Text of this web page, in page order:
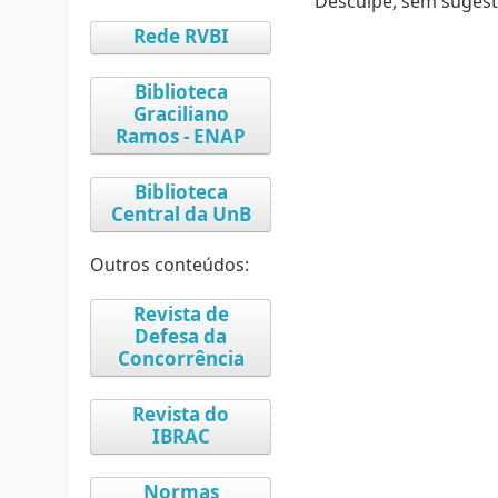
Rede RVBI
Biblioteca
Graciliano
Ramos - ENAP
Biblioteca
Central da UnB
Outros conteúdos:
Revista de
Defesa da
Concorrência
Revista do
IBRAC